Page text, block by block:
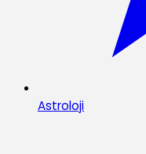
Astroloji